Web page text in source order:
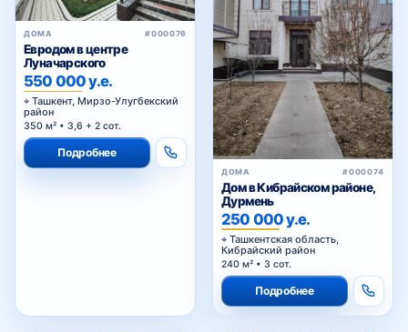
ДОМА #000076
Евродом в центре
Луначарского
550 000 у.е.
Ташкент, Мирзо-Улугбекский
район
350 м² • 3,6 + 2 сот.
Подробнее
ДОМА #000074
Дом в Кибрайском районе,
Дурмень
250 000 у.е.
Ташкентская область,
Кибрайский район
240 м² • 3 сот.
Подробнее